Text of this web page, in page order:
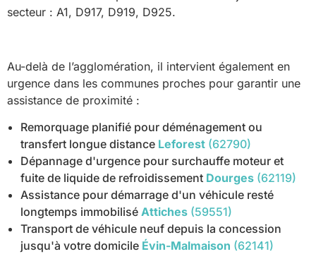
secteur : A1, D917, D919, D925.
Au-delà de l’agglomération, il intervient également en
urgence dans les communes proches pour garantir une
assistance de proximité :
Remorquage planifié pour déménagement ou
transfert longue distance Leforest (62790)
Dépannage d'urgence pour surchauffe moteur et
fuite de liquide de refroidissement Dourges (62119)
Assistance pour démarrage d'un véhicule resté
longtemps immobilisé Attiches (59551)
Transport de véhicule neuf depuis la concession
jusqu'à votre domicile Évin-Malmaison (62141)